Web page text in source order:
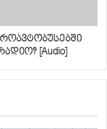
[Audio]